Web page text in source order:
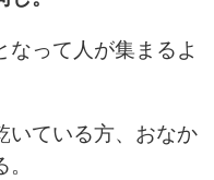
なって人が集まるよ
いている方、おなか